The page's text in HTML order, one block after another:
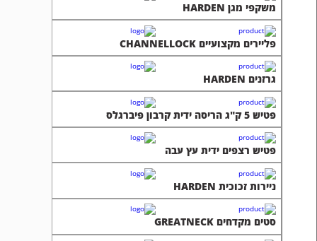
משקפי מגן HARDEN
פליירים מקצועיים CHANNELLOCK
גרזנים HARDEN
פטיש 5 ק"ג הריסה ידית קרבון פיברגלס
פטיש רצפים ידית עץ עבה
ניירות זכוכית HARDEN
סטים מקדחים GREATNECK